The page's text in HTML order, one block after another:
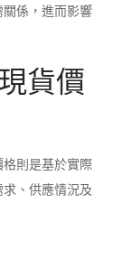
係，進而影響
貨價
則是基於實際
、供應情況及